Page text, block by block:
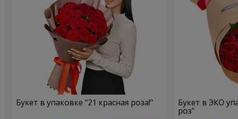
Букет в упаковке "21 красная роза!" Букет в ЭКО
роз"